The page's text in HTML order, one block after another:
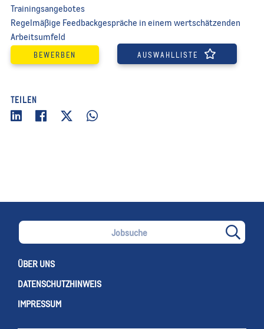
Trainingsangebotes
Regelmäßige Feedbackgespräche in einem wertschätzenden
Arbeitsumfeld
BEWERBEN AUSWAHLLISTE
TEILEN
ÜBER UNS
DATENSCHUTZHINWEIS
IMPRESSUM